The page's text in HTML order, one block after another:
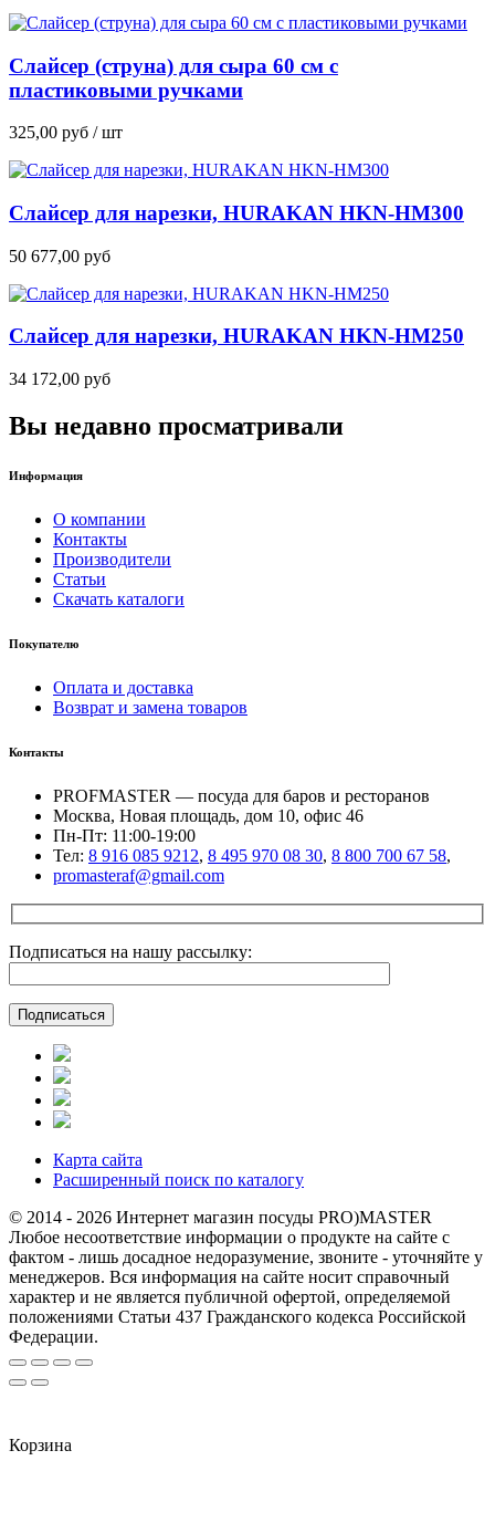
Слайсер (струна) для сыра 60 см с
пластиковыми ручками
325,00 руб / шт
Слайсер для нарезки, HURAKAN HKN-HM300
50 677,00 руб
Слайсер для нарезки, HURAKAN HKN-HM250
34 172,00 руб
Вы недавно просматривали
Информация
О компании
Контакты
Производители
Статьи
Скачать каталоги
Покупателю
Оплата и доставка
Возврат и замена товаров
Контакты
PROFMASTER — посуда для баров и ресторанов
Москва, Новая площадь, дом 10, офис 46
Пн-Пт: 11:00-19:00
Тел: 8 916 085 9212, 8 495 970 08 30, 8 800 700 67 58,
promasteraf@gmail.com
Подписаться на нашу рассылку:
Карта сайта
Расширенный поиск по каталогу
© 2014 - 2026 Интернет магазин посуды PRO)MASTER
Любое несоответствие информации о продукте на сайте с
фактом - лишь досадное недоразумение, звоните - уточняйте у
менеджеров. Вся информация на сайте носит справочный
характер и не является публичной офертой, определяемой
положениями Статьи 437 Гражданского кодекса Российской
Федерации.
Корзина